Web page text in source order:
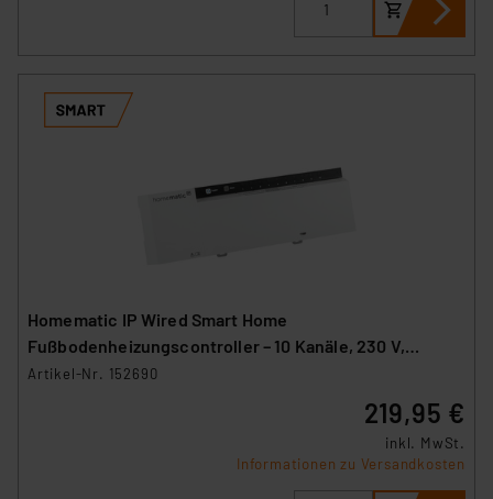
Homematic IP Wired Smart Home
Fußbodenheizungscontroller – 10 Kanäle, 230 V,
HmIPW-FAL230-C10
Artikel-Nr. 152690
219,95 €
inkl. MwSt.
Informationen zu Versandkosten